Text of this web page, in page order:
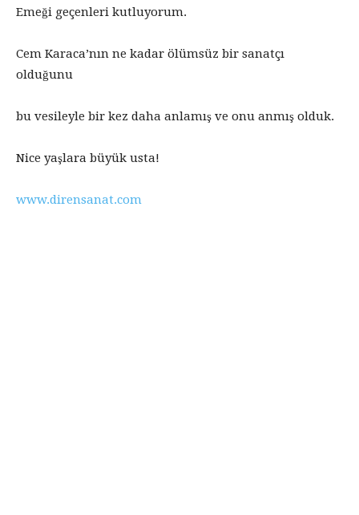
Emeği geçenleri kutluyorum.
Cem Karaca’nın ne kadar ölümsüz bir sanatçı
olduğunu
bu vesileyle bir kez daha anlamış ve onu anmış olduk.
Nice yaşlara büyük usta!
www.dirensanat.com